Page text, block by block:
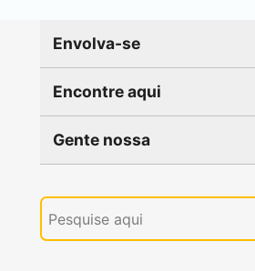
Envolva-se
Encontre aqui
Gente nossa